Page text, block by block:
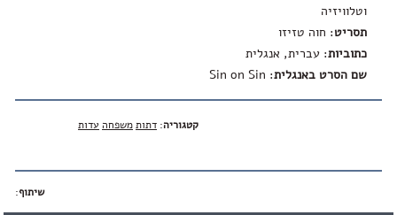
וטלוויזיה
תסריט: חוה טזיזו
כתוביות: עברית, אנגלית
שם הסרט באנגלית:
Sin on Sin
קטגוריה: דתותמשפחה עדות
שיתוף: